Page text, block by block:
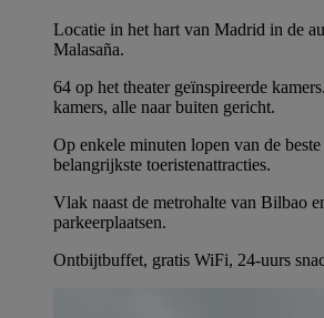
Locatie in het hart van Madrid in de
Malasaña.
64 op het theater geïnspireerde
kamers, alle naar buiten gericht.
Op enkele minuten lopen van de beste
belangrijkste toeristenattracties.
Vlak naast de metrohalte van Bilbao
parkeerplaatsen.
Ontbijtbuffet, gratis WiFi, 24-uurs